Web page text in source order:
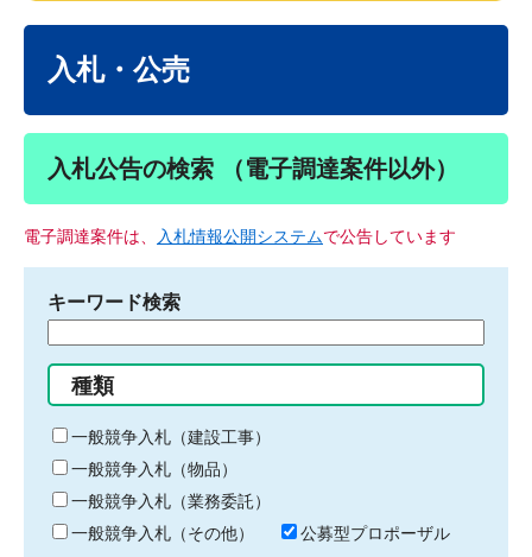
入札・公売
入札公告の検索 （電子調達案件以外）
電子調達案件は、 入札情報公開システムで公告しています
キーワード検索
る
キ
ー
ワ
ー
ド
種類
一般競争入札（建設工事）
一般競争入札（物品）
一般競争入札（業務委託）
一般競争入札（その他）
公募型プロポーザル